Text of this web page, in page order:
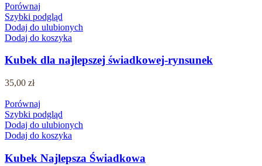
Porównaj
Szybki podgląd
Dodaj do ulubionych
Dodaj do koszyka
Kubek dla najlepszej świadkowej-rynsunek
35,00 zł
Porównaj
Szybki podgląd
Dodaj do ulubionych
Dodaj do koszyka
Kubek Najlepsza Świadkowa